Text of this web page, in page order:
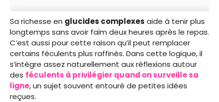
Sa richesse en glucides complexes aide à tenir plus
longtemps sans avoir faim deux heures après le repas.
C’est aussi pour cette raison qu’il peut remplacer
certains féculents plus raffinés. Dans cette logique, il
s’intègre assez naturellement aux réflexions autour
des féculents à privilégier quand on surveille sa
ligne, un sujet souvent entouré de petites idées
reçues.